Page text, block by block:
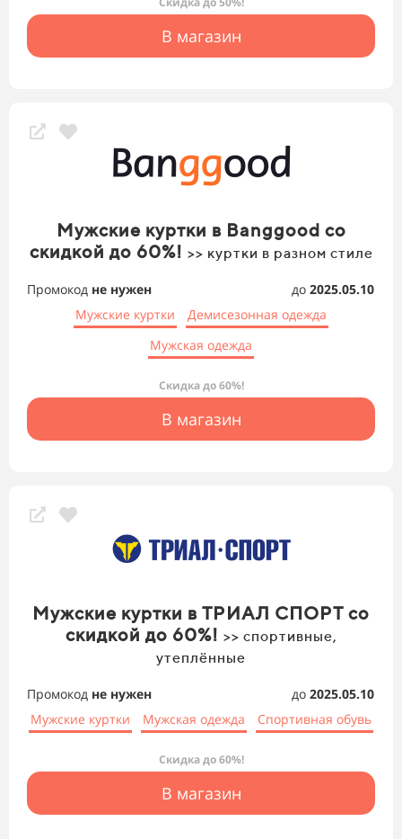
В магазин
Мужские куртки в Banggood со
скидкой до 60%! >> куртки в разном стиле
Промокод не нужен до 2025.05.10
Мужские куртки
Демисезонная одежда
Мужская одежда
Скидка до 60%!
В магазин
Мужские куртки в ТРИАЛ СПОРТ со
скидкой до 60%! >> спортивные,
утеплённые
Промокод не нужен до 2025.05.10
Мужские куртки
Мужская одежда Спортивная обувь
Скидка до 60%!
В магазин